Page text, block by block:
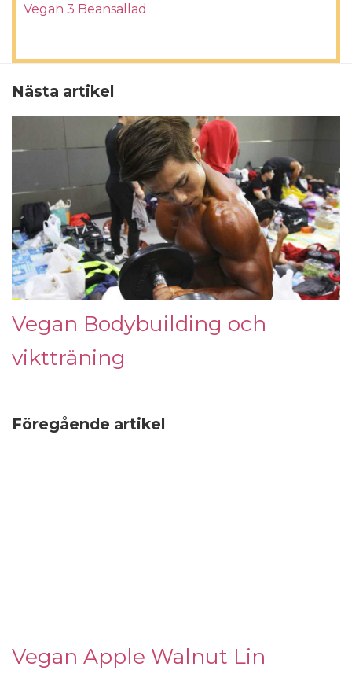
Vegan 3 Beansallad
Nästa artikel
Vegan Bodybuilding och
viktträning
Föregående artikel
Vegan Apple Walnut Lin